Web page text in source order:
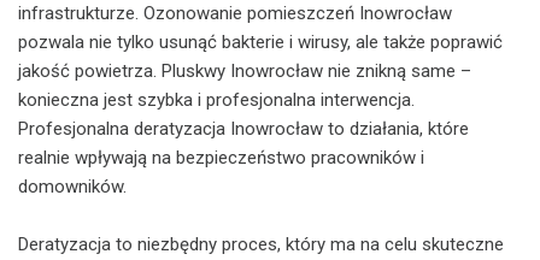
infrastrukturze. Ozonowanie pomieszczeń Inowrocław
pozwala nie tylko usunąć bakterie i wirusy, ale także poprawić
jakość powietrza. Pluskwy Inowrocław nie znikną same –
konieczna jest szybka i profesjonalna interwencja.
Profesjonalna deratyzacja Inowrocław to działania, które
realnie wpływają na bezpieczeństwo pracowników i
domowników.
Deratyzacja to niezbędny proces, który ma na celu skuteczne